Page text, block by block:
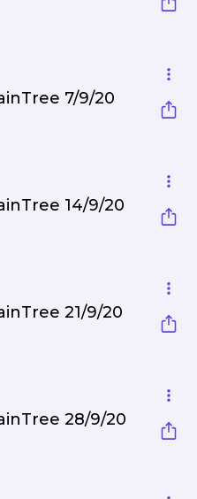
7/9/20
14/9/20
21/9/20
28/9/20